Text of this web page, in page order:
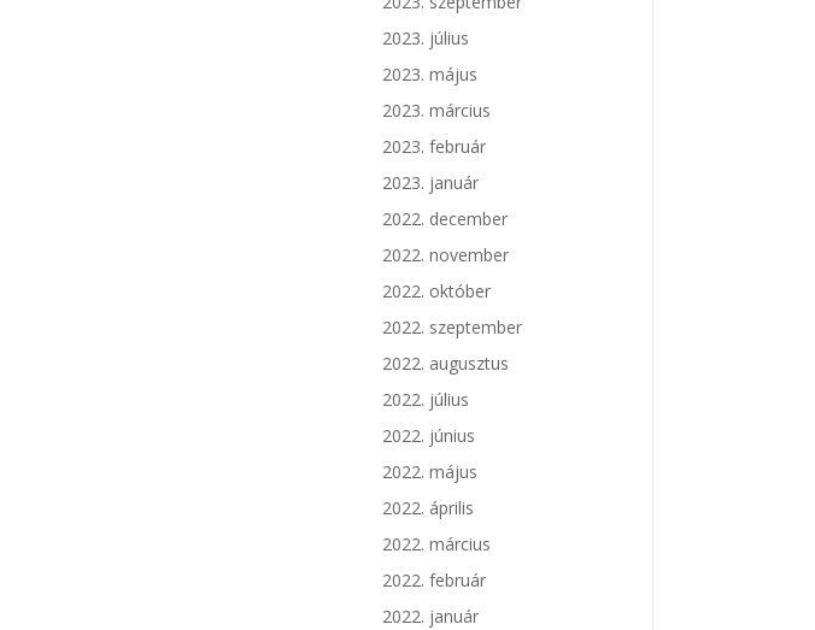
2023. július
2023. május
2023. március
2023. február
2023. január
2022. december
2022. november
2022. október
2022. szeptember
2022. augusztus
2022. július
2022. június
2022. május
2022. április
2022. március
2022. február
2022. január